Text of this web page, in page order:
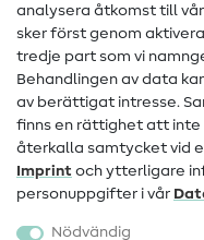
Kontakt
Information om byte av
FAQ
Ångerrätt
Populärt
analysera åtkomst till
sker först genom
tredje part som vi
Behandlingen av data
av berättigat intresse.
finns en rättighet att
återkalla samtycket vid
Imprint och ytterligare
personuppgifter i vår
Nödvändig